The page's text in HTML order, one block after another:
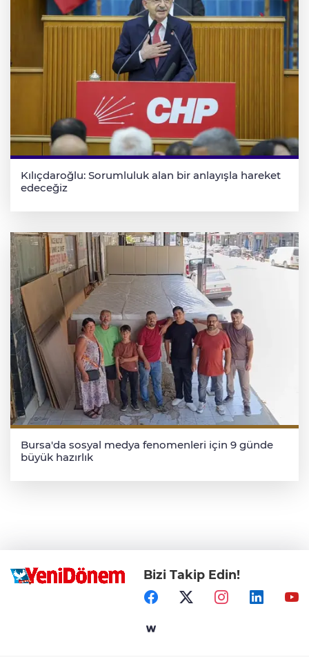
Kılıçdaroğlu: Sorumluluk alan bir anlayışla hareket
edeceğiz
Bursa'da sosyal medya fenomenleri için 9 günde
büyük hazırlık
Bizi Takip Edin!